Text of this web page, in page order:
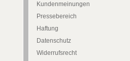
Kundenmeinungen
Pressebereich
Haftung
Datenschutz
Widerrufsrecht